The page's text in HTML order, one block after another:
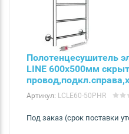
Полотенцесушитель
LINE 600х500мм
Артикул: LСLE60-50PHR
Под заказ (срок поставки